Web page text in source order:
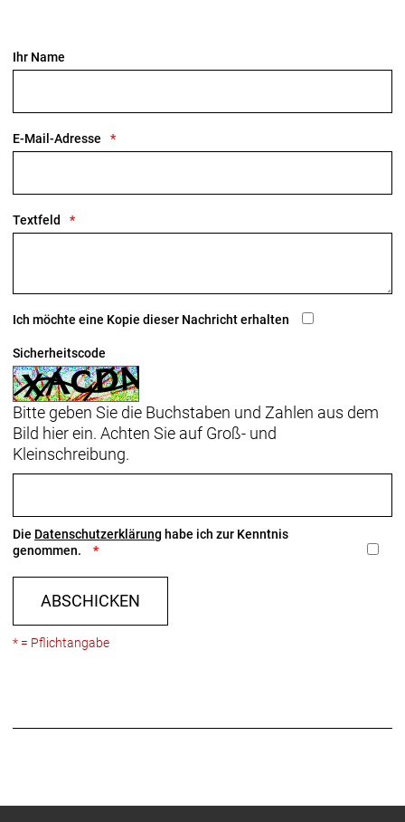
Ihr Name
E-Mail-Adresse
Textfeld
Ich möchte eine Kopie dieser Nachricht erhalten
Sicherheitscode
Bitte geben Sie die Buchstaben und Zahlen aus dem
Bild hier ein. Achten Sie auf Groß- und
Kleinschreibung.
Die Datenschutzerklärung habe ich zur Kenntnis
genommen.
ABSCHICKEN
* = Pflichtangabe